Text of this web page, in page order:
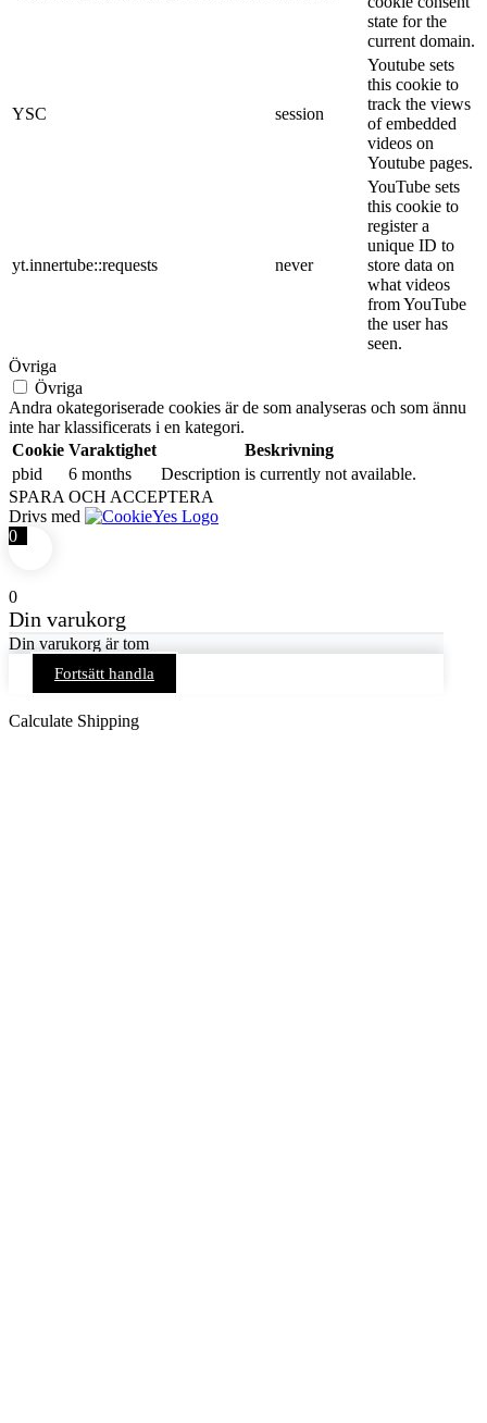
state for the
current domain.
YSC session
Youtube sets
this cookie to
track the views
of embedded
videos on
Youtube pages.
yt.innertube::requests never
YouTube sets
this cookie to
register a
unique ID to
store data on
what videos
from YouTube
the user has
seen.
Övriga
Övriga
Andra okategoriserade cookies är de som analyseras och som ännu
inte har klassificerats i en kategori.
Cookie Varaktighet
Beskrivning
pbid
6 months
Description is currently not available.
SPARA OCH ACCEPTERA
Drivs med
0
0
Din varukorg
Din varukorg är tom
Fortsätt handla
Calculate Shipping